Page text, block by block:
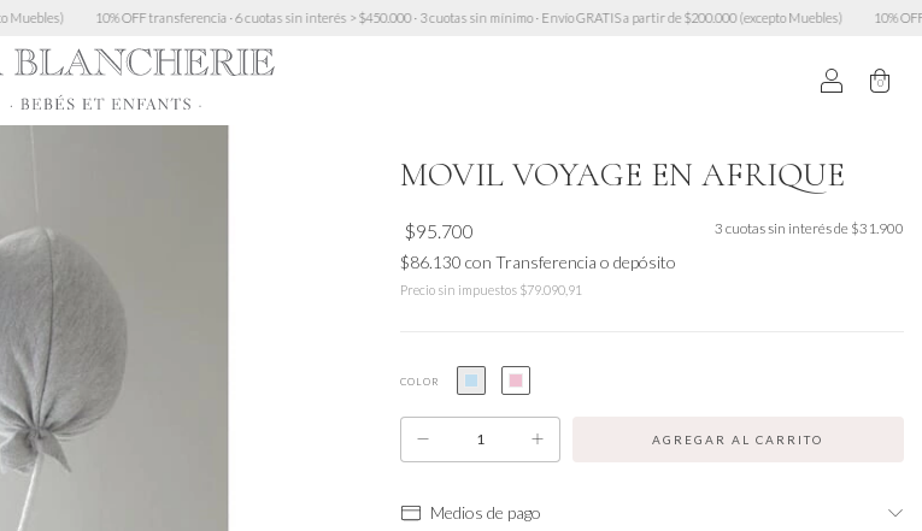
10% OFF transferencia · 6 cuotas sin interés > $450.000 · 3 cuotas sin mínimo · Envío GRATIS a partir de $200.000 (excepto Muebles) 10% OFF
0
MOVIL VOYAGE EN AFRIQUE
$95.700
$86.130 con Transferencia o depósito
Precio sin impuestos $79.090,91
3 cuotas sin interés de $31.900
COLOR
Medios de pago